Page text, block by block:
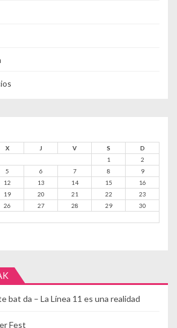
X J V S
D
1
2
5 6 7 8
9
12 13 14 15
16
19 20 21 22
23
26 27 28 29
30
bat da – La Línea 11 es una realidad
Fest